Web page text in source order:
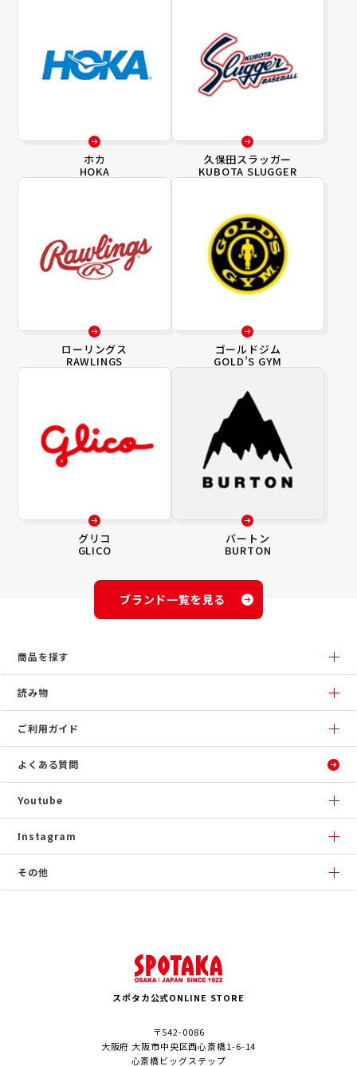
ホカ
HOKA
久保田スラッガー
KUBOTA SLUGGER
ローリングス
RAWLINGS
ゴールドジム
GOLD’S GYM
グリコ
GLICO
バートン
BURTON
ブランド一覧を見る
商品を探す
読み物
ご利用ガイド
よくある質問
Youtube
Instagram
その他
スポタカ公式ONLINE STORE
〒542-0086
大阪府 大阪市中央区西心斎橋1-6-14
心斎橋ビッグステップ